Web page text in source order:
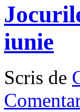
iunie
Scris de